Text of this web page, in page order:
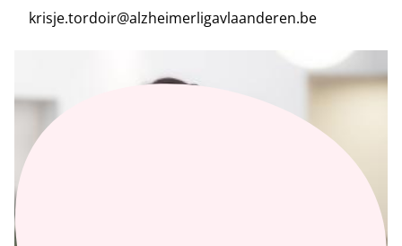
krisje.tordoir@alzheimerligavlaanderen.be